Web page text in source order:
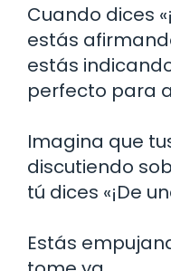
Cuando dices
estás
estás
perfecto para
Imagina que
discutiendo
tú dices «¡De
Estás